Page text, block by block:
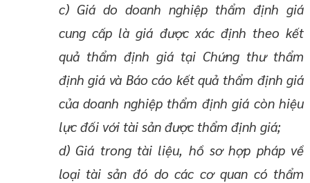
c) Giá do doanh nghiệp thẩm định giá
cung cấp là giá được xác định theo kết
quả thẩm định giá tại Chứng thư thẩm
định giá và Báo cáo kết quả thẩm định giá
của doanh nghiệp thẩm định giá còn hiệu
lực đối với tài sản được thẩm định giá;
d) Giá trong tài liệu, hồ sơ hợp pháp về
loại tài sản đó do các cơ quan có thẩm